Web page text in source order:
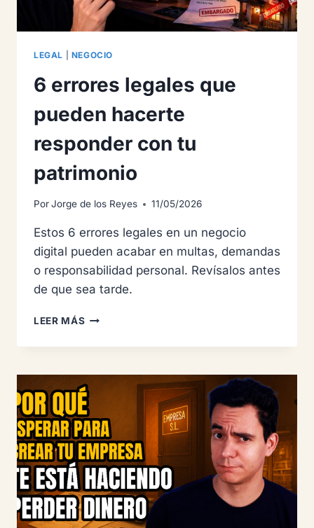
LEGAL NEGOCIO
6 errores legales que
pueden hacerte
responder con tu
patrimonio
PorJorge de los Reyes 11/05/2026
Estos 6 errores legales en un negocio
digital pueden acabar en multas, demandas
o responsabilidad personal. Revísalos antes
de que sea tarde.
LEER MÁS6
LEGALES
PUEDEN
HACERTE
RESPONDER
CON
TU
PATRIMONIO